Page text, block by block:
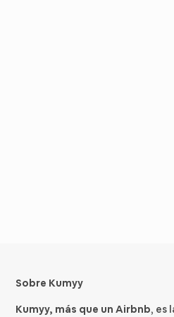
Sobre Kumyy
Kumyy, más que un Airbnb, es